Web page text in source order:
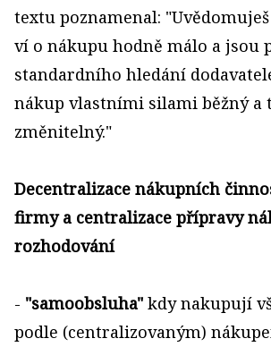
textu poznamenal:
ví o nákupu hodně málo a jsou
standardního hledání
nákup vlastními silami běžný a
změnitelný."
Decentralizace nákupních
firmy a centralizace přípravy
rozhodování
- "samoobsluha" kdy nakupují
podle (centralizovaným)